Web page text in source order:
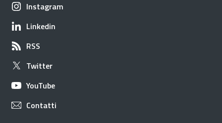
Instagram
Linkedin
RSS
Twitter
YouTube
Contatti